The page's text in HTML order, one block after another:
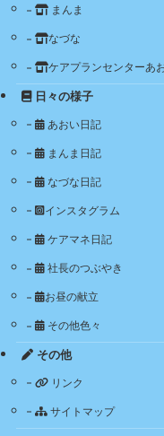
まんま
なづな
ケアプランセンターあ
日々の様子
あおい日記
まんま日記
なづな日記
インスタグラム
ケアマネ日記
社長のつぶやき
お昼の献立
その他色々
その他
リンク
サイトマップ